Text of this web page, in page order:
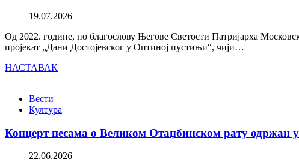
19.07.2026
Од 2022. године, по благослову Његове Светости Патријарха
пројекат „Дани Достојевског у Оптиној пустињи“, чији…
НАСТАВАК
Вести
Култура
Концерт песама о Великом Отаџбинском рату одржан
22.06.2026